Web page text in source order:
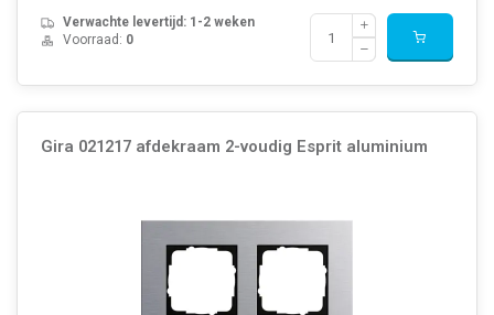
Verwachte levertijd: 1-2 weken
Voorraad: 0
Gira 021217 afdekraam 2-voudig Esprit aluminium